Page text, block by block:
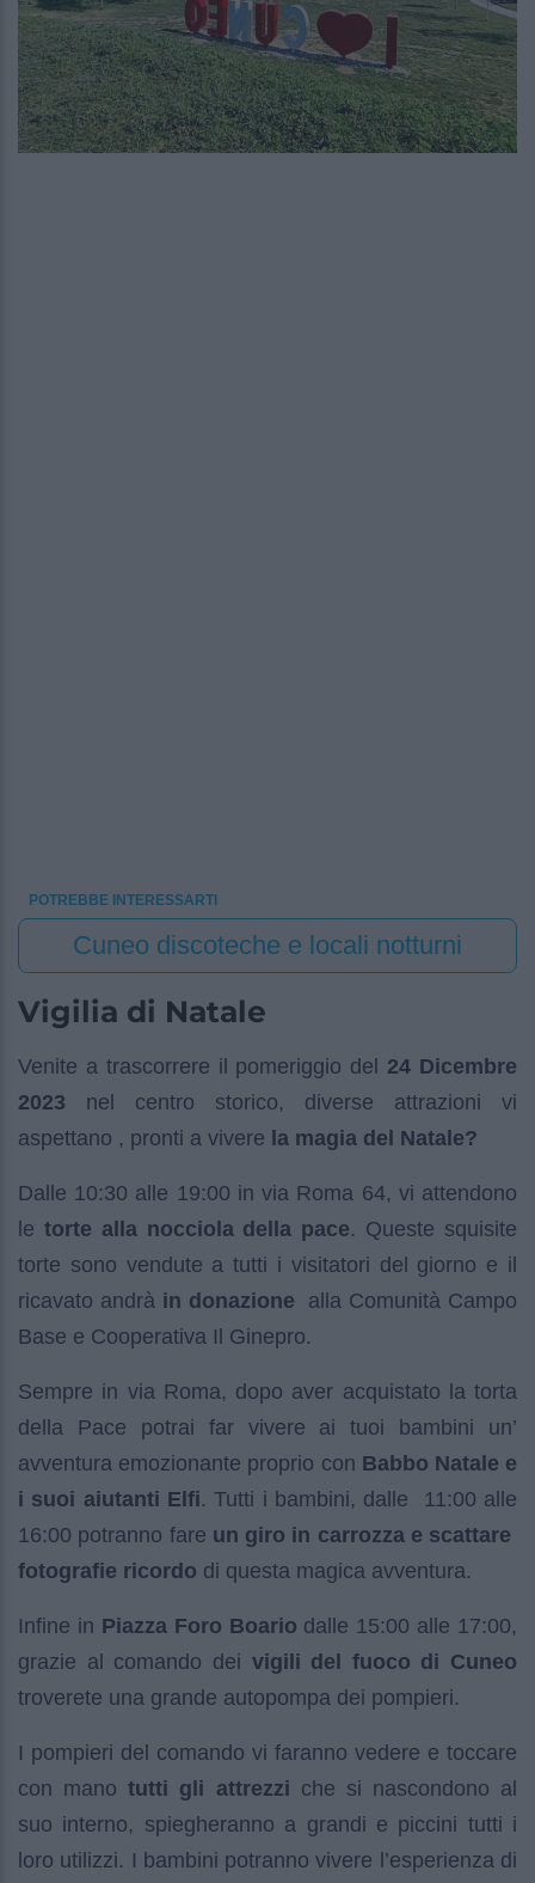
POTREBBE INTERESSARTI
Cuneo discoteche e locali notturni
Vigilia di Natale
Venite a trascorrere il pomeriggio del 24 Dicembre
2023 nel centro storico, diverse attrazioni vi
aspettano , pronti a vivere la magia del Natale?
Dalle 10:30 alle 19:00 in via Roma 64, vi attendono
le torte alla nocciola della pace. Queste squisite
torte sono vendute a tutti i visitatori del giorno e il
ricavato andrà in donazione
alla Comunità Campo
Base e Cooperativa Il Ginepro.
Sempre in via Roma, dopo aver acquistato la torta
della Pace potrai far vivere ai tuoi bambini un’
avventura emozionante proprio con Babbo Natale e
i suoi aiutanti Elfi. Tutti i bambini, dalle 11:00 alle
16:00 potranno fare un giro in carrozza e scattare
fotografie ricordo di questa magica avventura.
Infine in Piazza Foro Boario dalle 15:00 alle 17:00,
grazie al comando dei vigili del fuoco di Cuneo
troverete una grande autopompa dei pompieri.
I pompieri del comando vi faranno vedere e toccare
con manotutti gli attrezzi che si nascondono al
suo interno, spiegheranno a grandi e piccini tutti i
loro utilizzi. I bambini potranno vivere l’esperienza di